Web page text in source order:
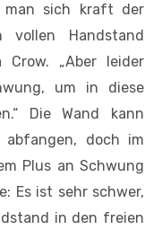
man sich kraft der
Handstand
Crow. „Aber leider
um in diese
Die Wand kann
abfangen, doch im
Plus an Schwung
Es ist sehr schwer,
in den freien